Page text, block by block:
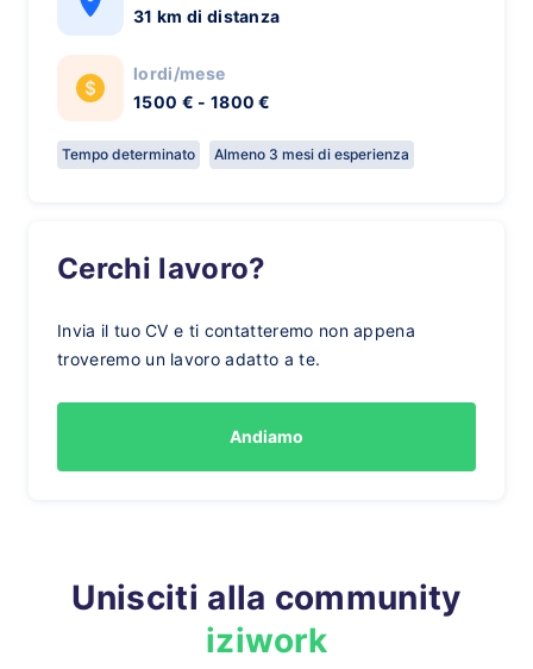
31 km di distanza
lordi/mese
1500 € - 1800 €
Tempo determinato Almeno 3 mesi di esperienza
Cerchi lavoro?
Invia il tuo CV e ti contatteremo non appena
troveremo un lavoro adatto a te.
Andiamo
Unisciti alla community
iziwork